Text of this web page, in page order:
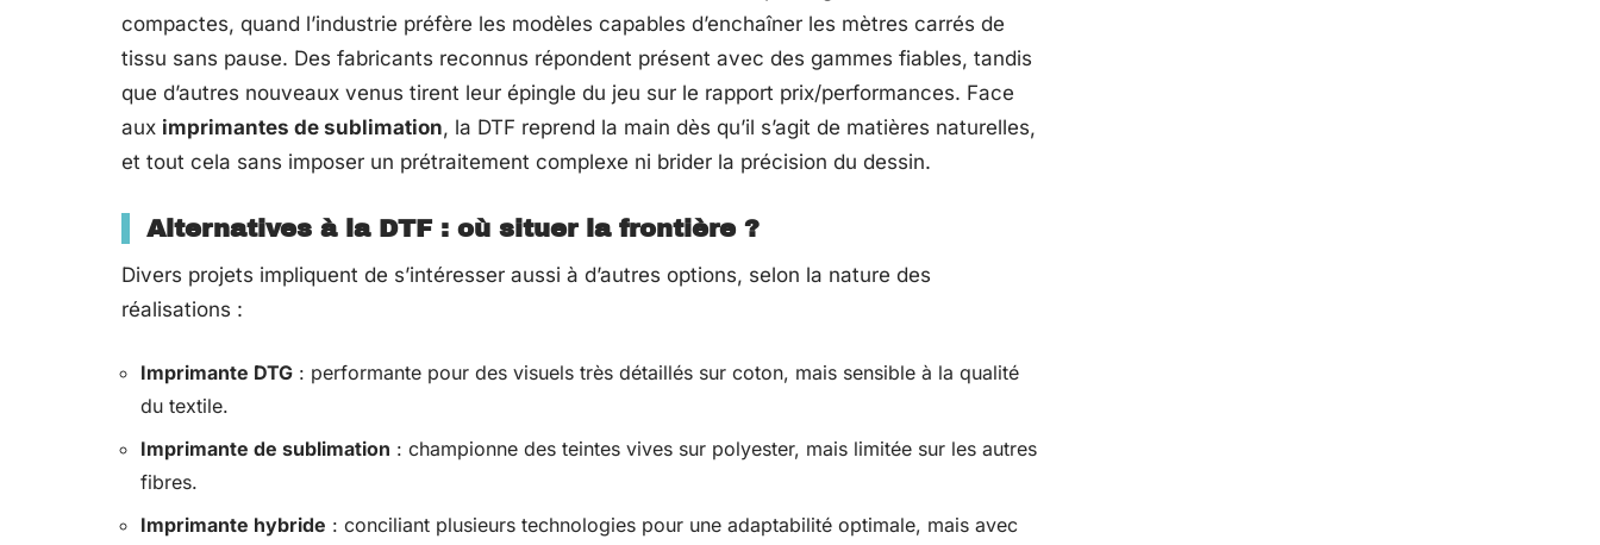
compactes, quand l’industrie préfère les modèles capables d’enchaîner les mètres carrés de
tissu sans pause. Des fabricants reconnus répondent présent avec des gammes fiables, tandis
que d’autres nouveaux venus tirent leur épingle du jeu sur le rapport prix/performances. Face
aux imprimantes de sublimation, la DTF reprend la main dès qu’il s’agit de matières naturelles,
et tout cela sans imposer un prétraitement complexe ni brider la précision du dessin.
Alternatives à la DTF : où situer la frontière ?
Divers projets impliquent de s’intéresser aussi à d’autres options, selon la nature des
réalisations :
Imprimante DTG : performante pour des visuels très détaillés sur coton, mais sensible à la qualité
du textile.
Imprimante de sublimation : championne des teintes vives sur polyester, mais limitée sur les autres
fibres.
Imprimante hybride : conciliant plusieurs technologies pour une adaptabilité optimale, mais avec